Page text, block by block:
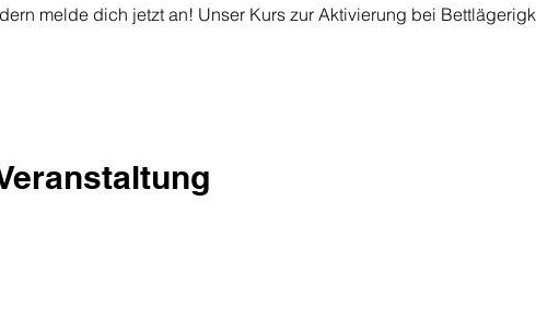
melde dich jetzt an! Unser Kurs zur Aktivierung bei